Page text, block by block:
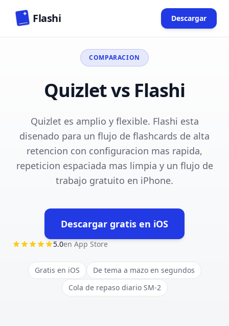
Flashi Descargar
(opens in
COMPARACION
Quizlet vs Flashi
Quizlet es amplio y flexible. Flashi esta
disenado para un flujo de flashcards de alta
retencion con configuracion mas rapida,
repeticion espaciada mas limpia y un flujo de
trabajo gratuito en iPhone.
Descargar gratis en iOS
(opens in new tab)
5.0en App Store
Gratis en iOS
De tema a mazo en segundos
Cola de repaso diario SM-2